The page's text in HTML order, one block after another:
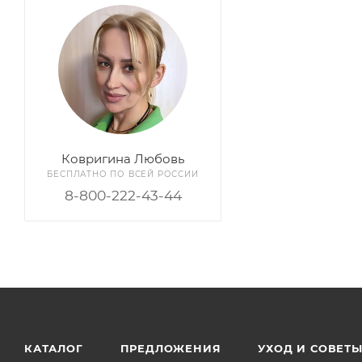
Ковригина Любовь
БЕСПЛАТНО ПО ВСЕЙ РОССИИ
8-800-222-43-44
КАТАЛОГ ПРЕДЛОЖЕНИЯ УХОД И СОВЕТЫ